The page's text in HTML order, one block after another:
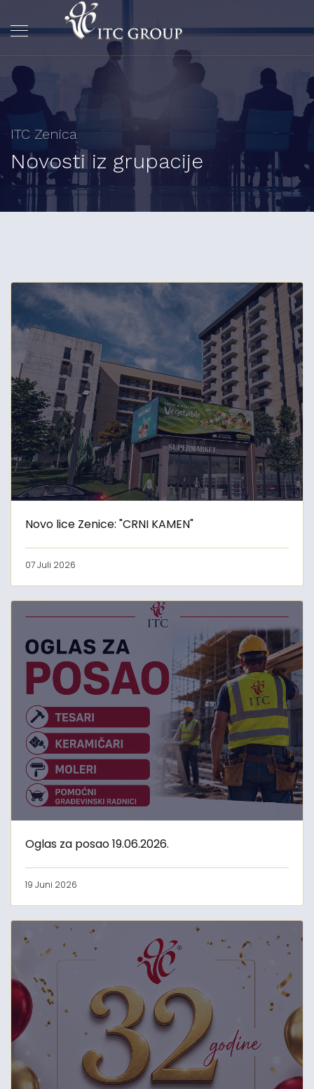
ITC Zenica
Novosti iz grupacije
Novo lice Zenice: "CRNI KAMEN"
07 Juli 2026
Oglas za posao 19.06.2026.
19 Juni 2026